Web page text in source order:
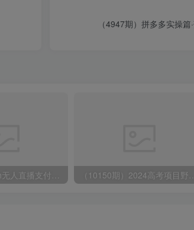
（4947期）拼多多实操
（9934期）24h无人直播支付宝项目，最新带货玩法，纯躺赚实测日入500+ （10150期）2024高考项目